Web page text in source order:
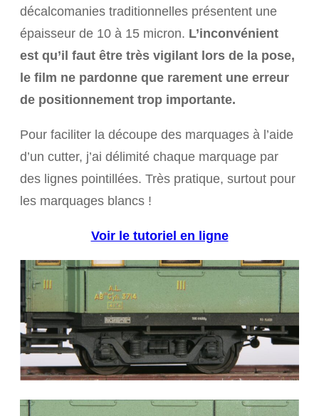
décalcomanies traditionnelles présentent une
épaisseur de 10 à 15 micron. L’inconvénient
est qu’il faut être très vigilant lors de la pose,
le film ne pardonne que rarement une erreur
de positionnement trop importante.
Pour faciliter la découpe des marquages à l’aide
d’un cutter, j’ai délimité chaque marquage par
des lignes pointillées. Très pratique, surtout pour
les marquages blancs !
Voir le tutoriel en ligne